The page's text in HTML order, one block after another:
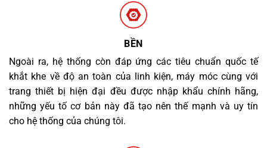
BỀN
Ngoài ra, hệ thống còn đáp ứng các tiêu chuẩn quốc tế
khắt khe về độ an toàn của linh kiện, máy móc cùng với
trang thiết bị hiện đại đều được nhập khẩu chính hãng,
những yếu tố cơ bản này đã tạo nên thế mạnh và uy tín
cho hệ thống của chúng tôi.